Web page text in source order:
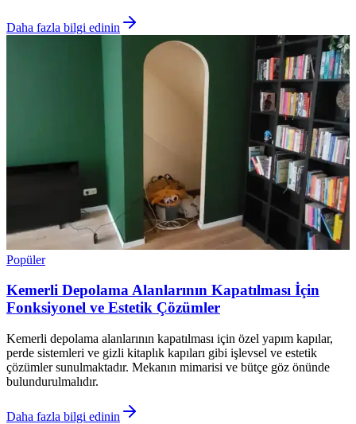
Daha fazla bilgi edinin
Popüler
Kemerli Depolama Alanlarının Kapatılması İçin
Fonksiyonel ve Estetik Çözümler
Kemerli depolama alanlarının kapatılması için özel yapım kapılar,
perde sistemleri ve gizli kitaplık kapıları gibi işlevsel ve estetik
çözümler sunulmaktadır. Mekanın mimarisi ve bütçe göz önünde
bulundurulmalıdır.
Daha fazla bilgi edinin